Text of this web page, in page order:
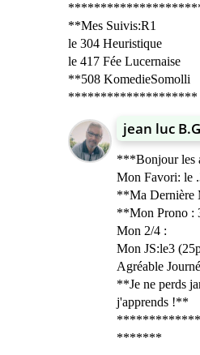
**Mes Suivis:R1
le 304 Heuristique
le 417 Fée Lucernaise
**508 KomedieSomolli
********************
jean luc
***Bonjour les
Mon Favori: le
**Ma Dernière
**Mon Prono
Mon 2/4 :
Mon JS:le3
Agréable
**Je ne perds
j'apprends !**
*******